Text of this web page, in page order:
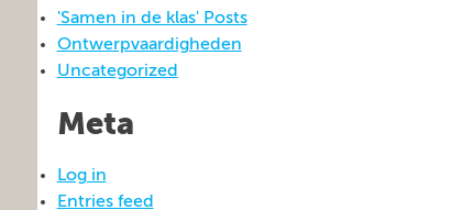
'Samen in de klas' Posts
Ontwerpvaardigheden
Uncategorized
Meta
Log in
Entries feed